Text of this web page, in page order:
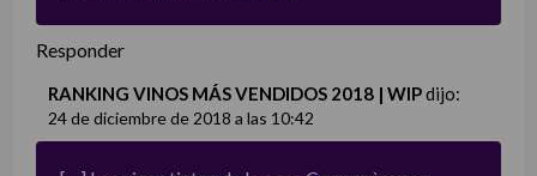
Responder
RANKING VINOS MÁS VENDIDOS 2018 | WIPdijo:
24 de diciembre de 2018 a las 10:42